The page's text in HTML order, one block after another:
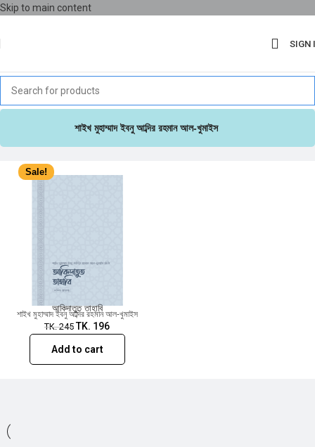
Skip to main content
SIGN
শাইখ মুহাম্মাদ ইবনু আব্দির রহমান আল-খুমাইস
Sale!
আকিদাতুত তাহাবি
শাইখ মুহাম্মাদ ইবনু আব্দির রহমান আল-খুমাইস
TK.245 TK. 196
Add to cart